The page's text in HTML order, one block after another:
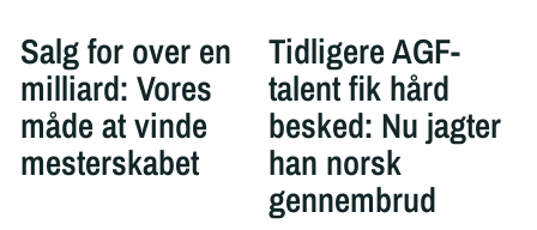
Salg for over en
milliard: Vores
måde at vinde
mesterskabet
Tidligere AGF-
talent fik hård
besked: Nu jagter
han norsk
gennembrud